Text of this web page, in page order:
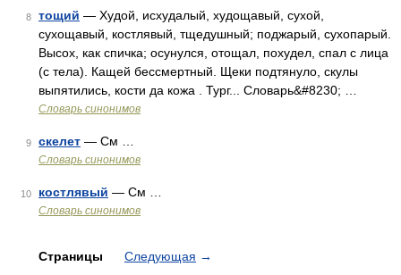
8 тощий — Худой, исхудалый, худощавый, сухой,
сухощавый, костлявый, тщедушный; поджарый, сухопарый.
Высох, как спичка; осунулся, отощал, похудел, спал с лица
(с тела). Кащей бессмертный. Щеки подтянуло, скулы
выпятились, кости да кожа . Тург... Словарь&#8230; …
Словарь синонимов
9 скелет — См …
Словарь синонимов
10 костлявый — См …
Словарь синонимов
Страницы Следующая →